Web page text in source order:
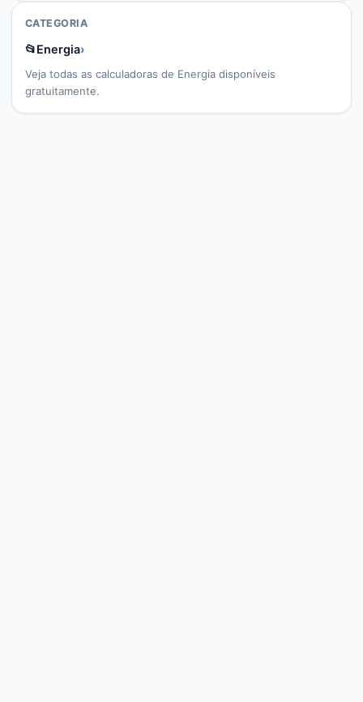
CATEGORIA
📂Energia›
Veja todas as calculadoras de Energia disponíveis
gratuitamente.